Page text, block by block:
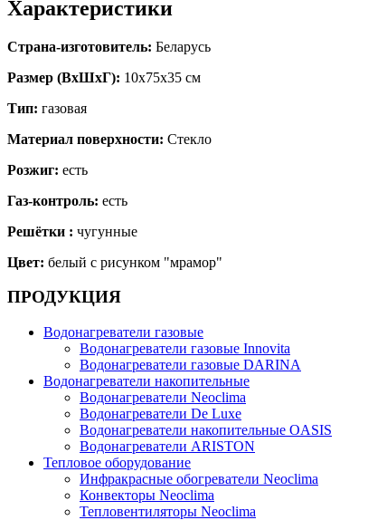
Характеристики
Страна-изготовитель: Беларусь
Размер (ВхШхГ): 10х75х35 см
Тип: газовая
Материал поверхности: Стекло
Розжиг: есть
Газ-контроль: есть
Решётки : чугунные
Цвет: белый с рисунком "мрамор"
ПРОДУКЦИЯ
Водонагреватели газовые
Водонагреватели газовые Innovita
Водонагреватели газовые DARINA
Водонагреватели накопительные
Водонагреватели Neoclima
Водонагреватели De Luxe
Водонагреватели накопительные OASIS
Водонагреватели ARISTON
Тепловое оборудование
Инфракрасные обогреватели Neoclima
Конвекторы Neoclima
Тепловентиляторы Neoclima